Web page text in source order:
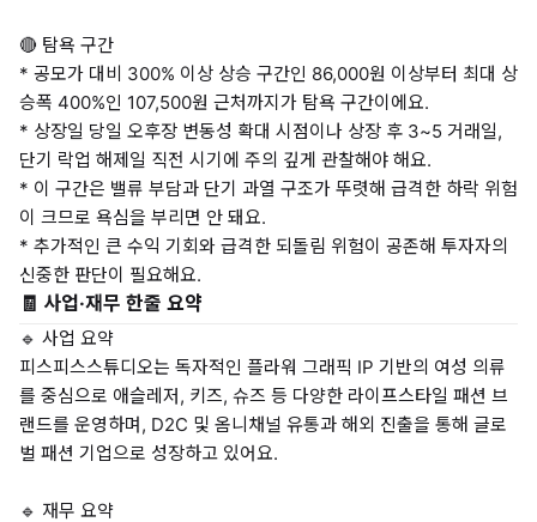
🔴 탐욕 구간
* 공모가 대비 300% 이상 상승 구간인 86,000원 이상부터 최대 상
승폭 400%인 107,500원 근처까지가 탐욕 구간이에요.
* 상장일 당일 오후장 변동성 확대 시점이나 상장 후 3~5 거래일,
단기 락업 해제일 직전 시기에 주의 깊게 관찰해야 해요.
* 이 구간은 밸류 부담과 단기 과열 구조가 뚜렷해 급격한 하락 위험
이 크므로 욕심을 부리면 안 돼요.
* 추가적인 큰 수익 기회와 급격한 되돌림 위험이 공존해 투자자의
신중한 판단이 필요해요.
🧾 사업·재무 한줄 요약
🔹 사업 요약
피스피스스튜디오는 독자적인 플라워 그래픽 IP 기반의 여성 의류
를 중심으로 애슬레저, 키즈, 슈즈 등 다양한 라이프스타일 패션 브
랜드를 운영하며, D2C 및 옴니채널 유통과 해외 진출을 통해 글로
벌 패션 기업으로 성장하고 있어요.
🔹 재무 요약